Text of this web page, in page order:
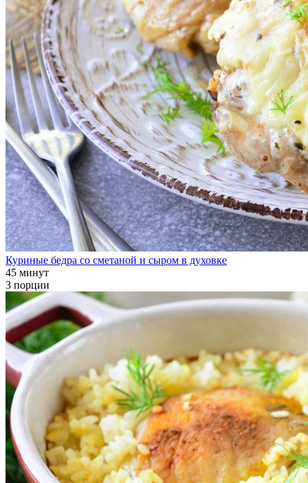
Куриные бедра со сметаной и сыром в духовке
45 минут
3 порции